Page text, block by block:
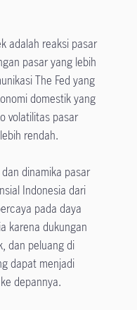
adalah reaksi pasar
pasar yang lebih
The Fed yang
domestik yang
volatilitas pasar
rendah.
dinamika pasar
Indonesia dari
pada daya
karena dukungan
dan peluang di
dapat menjadi
depannya.